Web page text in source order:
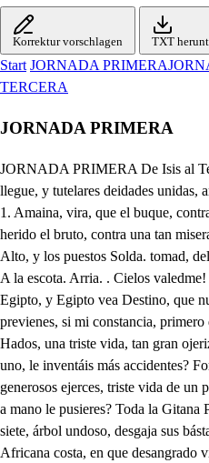
Korrektur vorschlagen TXT
Start JORNADA PRIMERA
TERCERA
JORNADA PRIMERA
JORNADA PRIMERA De Isis al Templo dichoso, Serapis divino llegue, y tutelares deidades unidas, amparé a Egipto, y Egipto venere. 1. Amaina, vira, que el buque, contra esa Sirte acomete. Ataja, que herido el bruto, contra una tan miserable, (dos hacia la playa desciende. Alto, y los puestos Solda. tomad, del Templo a la frente. A la Marina. . A la escota. Arria. . Cielos valedme! Alto, y pase la palabra. . Amparé a Egipto, y Egipto vea Destino, que nuevos casos, (nere. a mi naufragio previenes, si mi constancia, primero que el susto, verá la muerte? Hados, una triste vida, tan gran ojeriza os debe, que no mellándola en uno, le inventáis más accidentes? Fortuna, por qué? peligros tan generosos ejerces, triste vida de un pobrete, que morirá, del que tú mas a mano le pusieres? Toda la Gitana Playa, donder el Nilo, en ramos siete, árbol undoso, desgaja sus bástagos transparentes; toda la Africana costa, en que desangrado vierte al Líbico Mar, su vida, espinoso monstruo fértil que unido ahogará el Golfo; pues dividido, aún le crece. De confusos varios casos, está poblada, que tienen, del precipicio amagada, mi vida de ellos, pendiente. Debajo del negro manto de la noche, ya parece, que menos túpida aquella negra trama, que le teje, se clarean los purpúreos visos del Alba, en Oriente, que empezando a penetrarle, prosiguen luego, en romperle. Ya le rasga, y le arrebuja, ya a soplos le desvanece, ya sus carbuncios apaga, en los celajes que enciende. Y ya en fin, sobre el Bermejo Mar, la Aurora deja verse, nevando el seno jazmines, y destrenzando claveles, cuyos señolientos ojos, de los parpados lucientes; y de los rosados Labios, al Golso Erictreo llueven, las lágrimas, que le cuaja; las risar, que le endurece. Aún no distingo los bultos, que pueblan el viento, de este laberinto de el oído, en ecos tan diferentes; mas si el estruendo confuso, es tal, que aún hace que llenen el aire todo las voces, qué harán la tierra las gentes? Bien conoce la fortuna, que al pecho, siempre rebelde, de Tomitis, no bastaba sola una desdicha, y quiere amontonarlas; porque las que arrebatadas, lleguen, si no pueden igualarse, se excedan en sucederse; pues es siempre la mayor, la última, que se padece. No bastaba, que la Sirte Africana, deshiciese mi nave, scontra un nadante de átomos, monte eminente, vago peligro, que el mar le muda, y le desparece? No basta, que de mi Armada, los leños triunfantes siempre, venza a soplos, la fortuna; y viento, y mar, mis Bajeles, dérrame a distantes golfos, en remoras costas siembre? No bastaba ver, que Egipto, donde con armadas huestes, me esperaba auxiliar suya, naufraga, y sola me hóspede? No bastaba, haber pasado la noche en su playa estéril, entre magnificas tumbas, que erigir supo a sus Reyes de vasallos obstentosos, la soberbia reverente? No bastaba esto? sin ver; que si las desdichas duermen en la noche, con el día mas tragedias amanecen, teñidas en luz, que abtes asombra; qué resplandece? Soldado, que la fortuna quiso, quien quiera que fueses, cómplice de mis arrojos, castigarte con mi suerte: Qué es esto? Lisenia, dime, qué de estas voces infieres, que poblando el Horizonte, de tantos vagos tropeles, nada se percibe, y solo las confusiones se entienden? Vira alamar. Al risco, al Valle. Divinos Dioses, valedme. Alto, y pase la palabra. . Amparen a Egipto, y Egipto venere. Qué puede, señora, en tantas confusiones responderte, quien más, que tú las ignora, y quién cómo tú, las siente? Un Griego soy miserable, hijo de la guerra, en este ejercicio, a quien los fines, o ennoblecen, o envilecen. Segui varios Estandartes, serví a dueños diferentes, poniendo a ganar mi vida en las manos de la muerte; donde por mi sueldo, que fatigada la sustente, ajena ambición ampare, y duelos de otro pelee, que en quien por honra es Soldado, son premio los intereses, y en quien por oficio, solo son de su vida alquileres. El buscar la guerra, hizo, que plaza en tu Armada siente, y más el ver que la vaga instable Ciudad, que mueves, a surgir iba en Egipto cuyo distrito contiene, no más, que media alma mía, vendida: pero detente memoria deslizadiza, y no en el amor tropieces, que la lengua de un amante, en sus heridas, parece de perro, que siempre acude a lamer donde le duele. El venir de guarnición en tu Capitanal fuerte, hizo, que cuando el bajio la desbarató en cuarteles, cuidando menos mi vida, (como aquel, que ya la tiene samiliar con los peligros) a socorrerte acudiese, salvando está Dama tuya; y la fortuna ennoblece con el tuyo, mi naufragio, que capaz de conocerme, te hizo en él, pues los cuitados, que nunca igualarse pueden a los Supremos félices, tienen a dicha, ponerse a su lado, en las desgracias, que el destino les previene, haciendo a los Soberanos más tratables sus reveses. La poca gente, que a tierra contigo salió, guarece su vida, en esos villajes; sin que más de ti se acuerde, como en fin vulgo Naval; pues la Nobleza perece, habiendo menos que sepan nadar: mal haya mil veces, quien lo que importa una vida, por más que nazca, no aprende, y todo riesgo posible, no imagina contingente. Si algunos nobles se escapan, la resaca los impele a distintos surgideros de la Playa, sin que encuentren contigo, que de la noche, la negra envidia pretende tu luz, tu nieve, y tu grana, teñir de sus lóbregueces. Contigo estoy, de una vida, que cara sabrá